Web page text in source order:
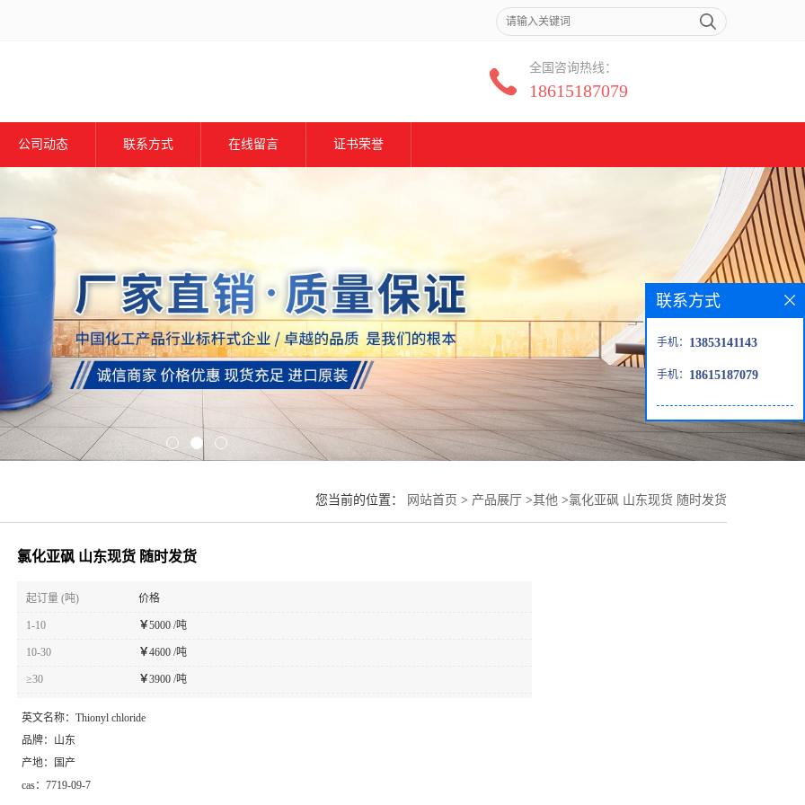
全国咨询热线：
18615187079
公司动态 联系方式 在线留言 证书荣誉
您当前的位置： 网站首页 > 产品展厅 >其他 >氯化亚砜 山东现货 随时发货
氯化亚砜 山东现货 随时发货
起订量 (吨) 价格
1-10 ￥5000 /吨
10-30 ￥4600 /吨
≥30 ￥3900 /吨
英文名称： Thionyl chloride
品牌： 山东
产地：
国产
cas： 7719-09-7
联系方式
手机： 13853141143
手机： 18615187079